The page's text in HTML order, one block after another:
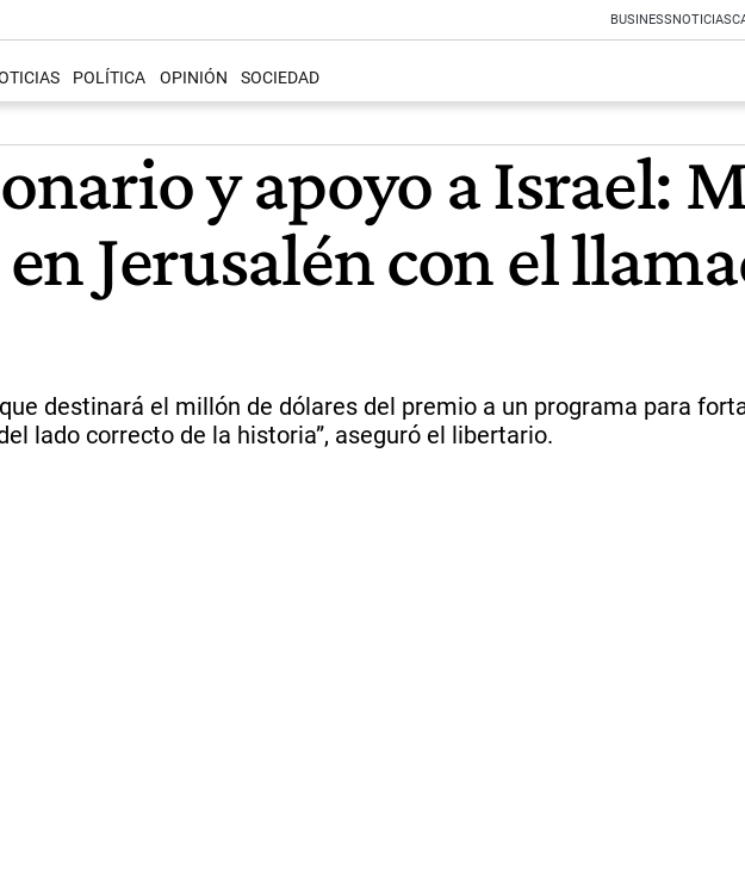
BUSINESSNOTICIAS
POLÍTICA OPINIÓN SOCIEDAD
y apoyo a Israel:
Jerusalén con el
destinará el millón de dólares del premio a un programa para
lado correcto de la historia”, aseguró el libertario.